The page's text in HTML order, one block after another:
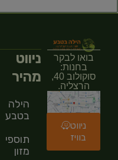
בואו לבקר
בחנות:
סוקולוב 40,
הרצליה.
ניווט
בוויז
ניווט
מהיר
הילה
בטבע
תוספי
מזון